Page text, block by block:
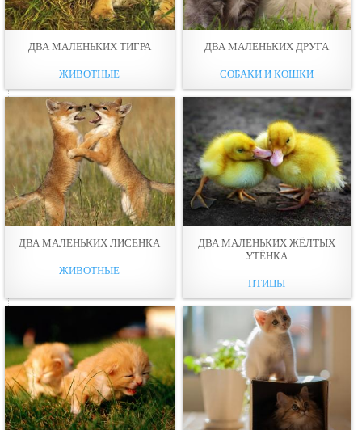
ДВА МАЛЕНЬКИХ ТИГРА
ЖИВОТНЫЕ
ДВА МАЛЕНЬКИХ ДРУГА
СОБАКИ И КОШКИ
ДВА МАЛЕНЬКИХ ЛИСЕНКА
ЖИВОТНЫЕ
ДВА МАЛЕНЬКИХ ЖЁЛТЫХ
УТЁНКА
ПТИЦЫ